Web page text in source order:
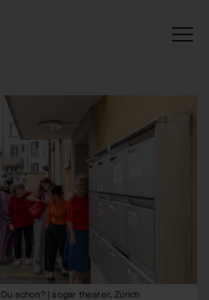
schon? | sogar theater, Zürich
Art»!